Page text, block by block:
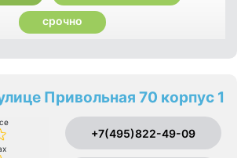
срочно
Привольная 70 корпус 1
+7(495)822-49-09